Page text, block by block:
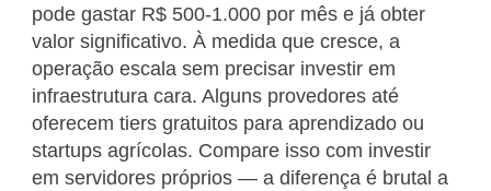
pode gastar R$ 500-1.000 por mês e já obter
valor significativo. À medida que cresce, a
operação escala sem precisar investir em
infraestrutura cara. Alguns provedores até
oferecem tiers gratuitos para aprendizado ou
startups agrícolas. Compare isso com investir
em servidores próprios — a diferença é brutal a